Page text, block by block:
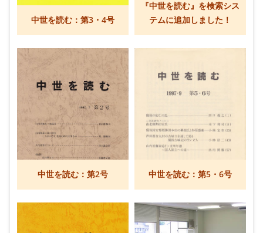
『中世を読む』を検索シス
テムに追加しました！
中世を読む：第3・4号
中世を読む：第2号 中世を読む：第5・6号